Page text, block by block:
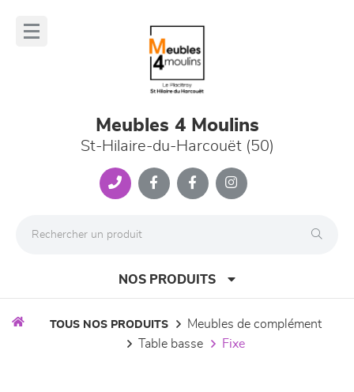
Meubles 4 Moulins
St-Hilaire-du-Harcouët (50)
NOS PRODUITS
TOUS NOS PRODUITS
meubles de complément
table basse
fixe